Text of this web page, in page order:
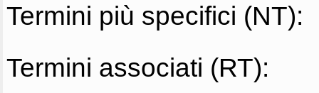
Termini più specifici (NT):
Termini associati (RT):